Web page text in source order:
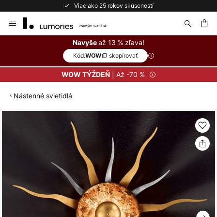
Viac ako 25 rokov skúseností
to
Navyšeaž 13 % zľava!
Kód:WOW skopírovať
WOW TÝŽDEŇ| Až -70 %
Nástenné svietidlá